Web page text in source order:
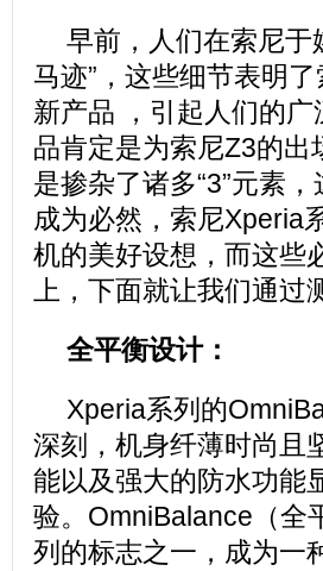
早前，人们在索尼于
马迹”，这些细节表明
新产品 ，引起人们的
品肯定是为索尼Z3的出
是掺杂了诸多“3”元素
成为必然，索尼Xperia
机的美好设想，而这些
上，下面就让我们通
全平衡设计：
Xperia系列的
深刻，机身纤薄时尚且
能以及强大的防水功能
验。OmniBalance（全
列的标志之一，成为一